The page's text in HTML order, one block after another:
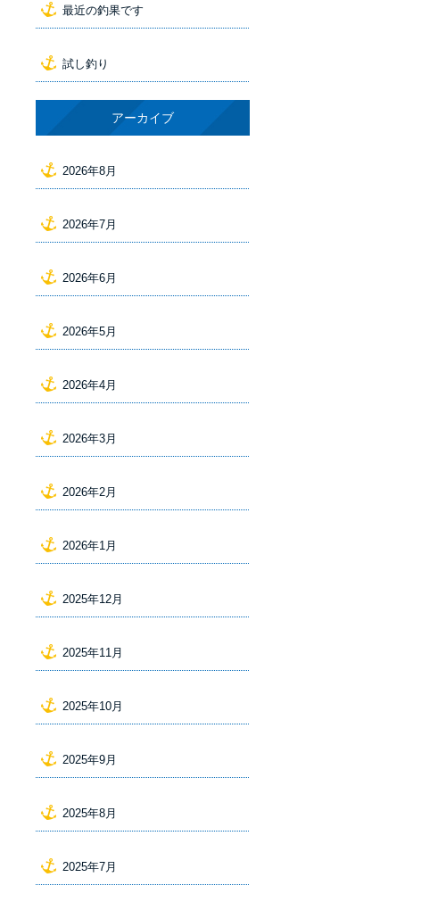
最近の釣果です
試し釣り
アーカイブ
2026年8月
2026年7月
2026年6月
2026年5月
2026年4月
2026年3月
2026年2月
2026年1月
2025年12月
2025年11月
2025年10月
2025年9月
2025年8月
2025年7月